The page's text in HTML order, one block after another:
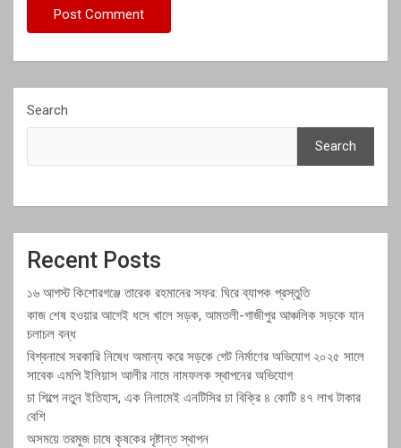
Search
Search
Recent Posts
১৬ আগস্ট কিশোরগঞ্জে তারেক রহমানের সফর: ঘিরে ব্যাপক প্রস্তুতি
কাজ শেষ হওয়ার আগেই ধসে খালে সড়ক, আমতলী-গাজীপুর আঞ্চলিক সড়কে যান
চলাচল বন্ধ
বিশ্বনাথে সরকারি নিষেধ অমান্য করে সড়কে গেট নির্মাণের অভিযোগ ২০২৫ সালে
সাবেক এমপি ইলিয়াস আলীর নামে নামফলক স্থাপনের অভিযোগ
চা শিল্পে নতুন ইতিহাস, এক নিলামেই এনটিসির চা বিক্রি ৪ কোটি ৪৭ লাখ টাকার
বেশি
অসময়ে তরমুজ চাষে কৃষকের দৃষ্টান্ত স্থাপন